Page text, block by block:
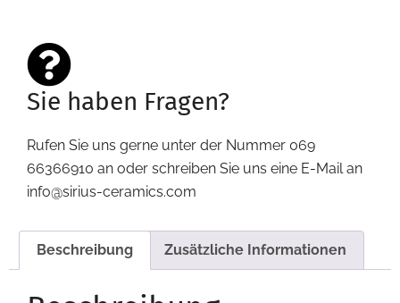
Sie haben Fragen?
Rufen Sie uns gerne unter der Nummer 069
66366910 an oder schreiben Sie uns eine E-Mail an
info@sirius-ceramics.com
Beschreibung Zusätzliche Informationen